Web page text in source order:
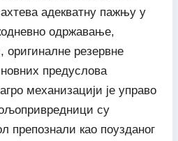
адекватну пажњу у
одржавање,
оригиналне резервне
предуслова
механизацији је управо
су
препознали као поузданог